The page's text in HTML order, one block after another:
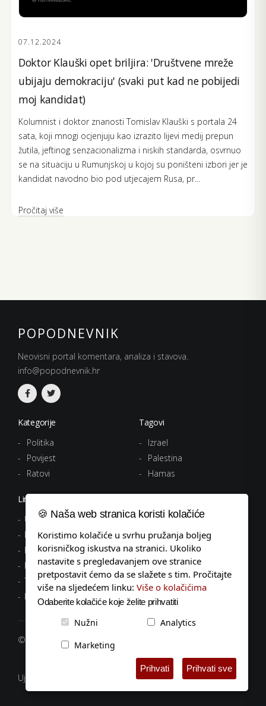
07.12.2024
Doktor Klauški opet briljira: 'Društvene mreže
ubijaju demokraciju' (svaki put kad ne pobijedi
moj kandidat)
Kolumnist i doktor znanosti Tomislav Klauški s portala 24
sata, koji mnogi ocjenjuju kao izrazito lijevi medij prepun
žutila, jeftinog senzacionalizma i niskih standarda, osvrnuo
se na situaciju u Rumunjskoj u kojoj su poništeni izbori jer je
kandidat navodno bio pod utjecajem Rusa, pr...
Pročitaj više
POPODNEVNIK
Neovisni portal komentara, analiza i stavova.
info@popodnevnik.hr
Kategorije
Politika
Povijest
Ratovi
Tagovi
Izrael
Palestina
Hamas
Linkovi
Uvjeti korištenja
Politika privatnosti
Pravila o kolačićima
Impressum
Tagovi
Kontakt
© 2026 popodnevnik.hr, Sva prava pridržana.
Ujedinjeni protiv antifašizma
🍪 Naša web stranica koristi kolačiće
Koristimo kolačiće u svrhu pružanja boljeg
korisničkog iskustva na stranici. Ukoliko
nastavite s pregledavanjem ove stranice
pretpostavit ćemo da se slažete s tim. Pročitajte
više na sljedećem linku: Više o kolačićima
Odaberite kolačiće koje želite prihvatiti
Nužni
Analytics
Marketing
Prihvati Prihvati sve